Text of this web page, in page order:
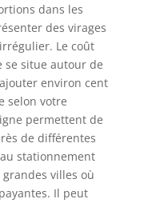
dans les
des virages
Le coût
se situe autour de
environ cent
selon votre
permettent de
de différentes
stationnement
villes où
Il peut